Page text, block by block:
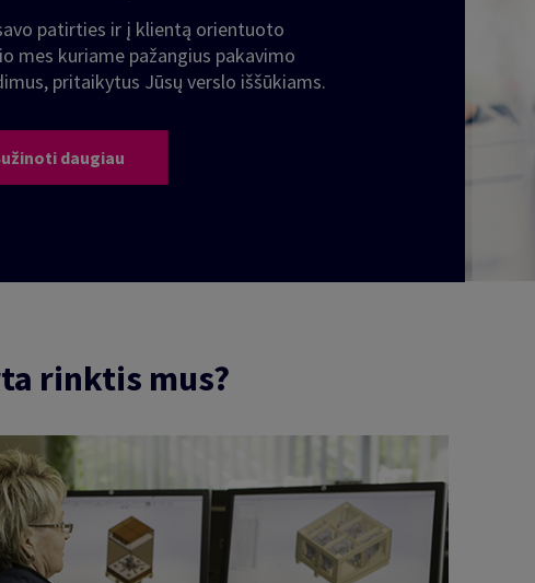
patirties ir į klientą orientuoto
mes kuriame pažangius pakavimo
pritaikytus Jūsų verslo iššūkiams.
daugiau
rinktis mus?